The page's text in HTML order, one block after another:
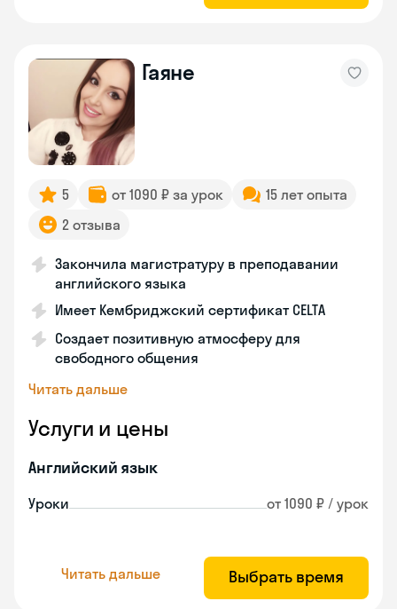
Гаяне
5 от 1090 ₽ за урок
15 лет опыта
2 отзыва
Закончила магистратуру в преподавании
английского языка
Имеет Кембриджский сертификат CELTA
Создает позитивную атмосферу для
свободного общения
Читать дальше
Услуги и цены
Английский язык
Уроки от 1090 ₽ / урок
Читать дальше Выбрать время